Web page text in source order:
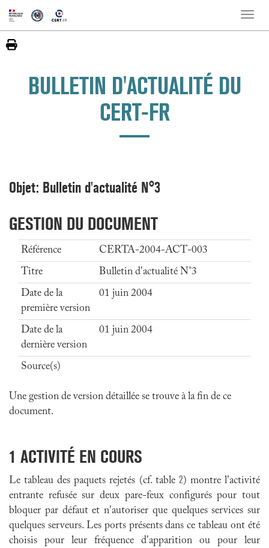
Toggle
BULLETIN D'ACTUALITÉ DU
CERT-FR
Objet: Bulletin d'actualité N°3
GESTION DU DOCUMENT
Référence
CERTA-2004-ACT-003
Titre
Bulletin d'actualité N°3
Date de la
première version
01 juin 2004
Date de la
dernière version
01 juin 2004
Source(s)
Une gestion de version détaillée se trouve à la fin de ce
document.
1 ACTIVITÉ EN COURS
Le tableau des paquets rejetés (cf. table 2) montre l'activité
entrante refusée sur deux pare-feux configurés pour tout
bloquer par défaut et n'autoriser que quelques services sur
quelques serveurs. Les ports présents dans ce tableau ont été
choisis pour leur fréquence d'apparition ou pour leur